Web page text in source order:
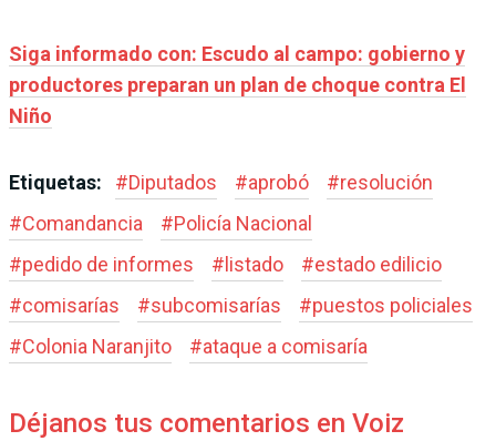
Siga informado con: Escudo al campo: gobierno y
productores preparan un plan de choque contra El
Niño
Etiquetas: #Diputados #aprobó #resolución
#Comandancia #Policía Nacional
#pedido de informes #listado #estado edilicio
#comisarías #subcomisarías #puestos policiales
#Colonia Naranjito #ataque a comisaría
Déjanos tus comentarios en Voiz